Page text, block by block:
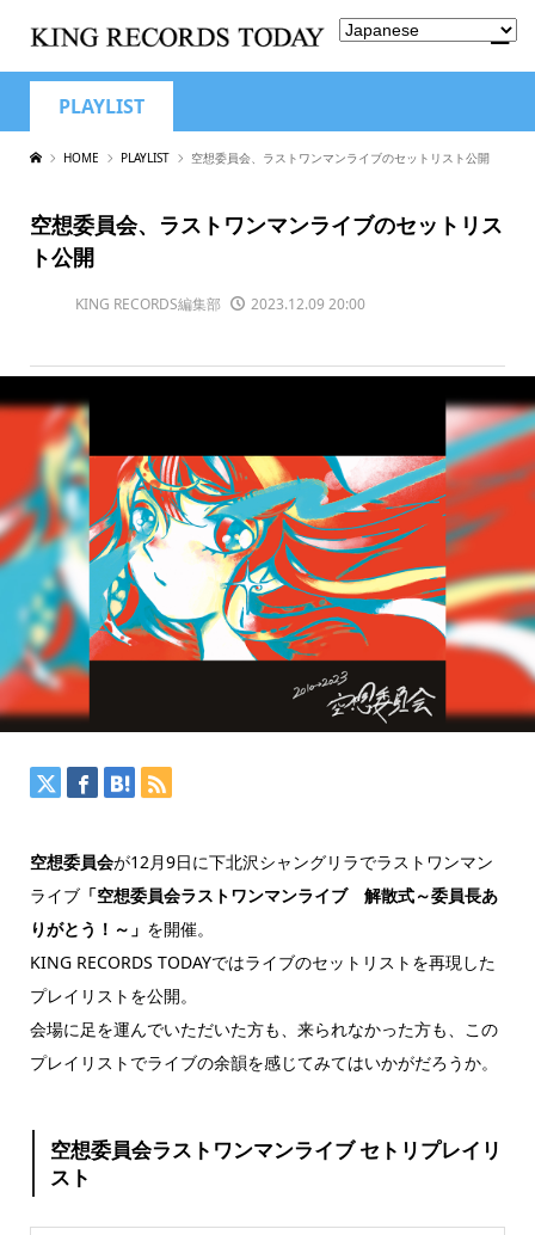
PLAYLIST
HOME PLAYLIST 空想委員会、ラストワンマンライブのセットリスト公開
空想委員会、ラストワンマンライブのセットリス
ト公開
KING RECORDS編集部 2023.12.09 20:00
空想委員会が12月9日に下北沢シャングリラでラストワンマン
ライブ「空想委員会ラストワンマンライブ 解散式～委員長あ
りがとう！～」 を開催。
KING RECORDS TODAYではライブのセットリストを再現した
プレイリストを公開。
会場に足を運んでいただいた方も、来られなかった方も、この
プレイリストでライブの余韻を感じてみてはいかがだろうか。
空想委員会ラストワンマンライブ セトリプレイリ
スト